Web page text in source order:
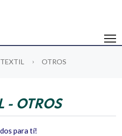
TEXTIL OTROS
- OTROS
para tí!